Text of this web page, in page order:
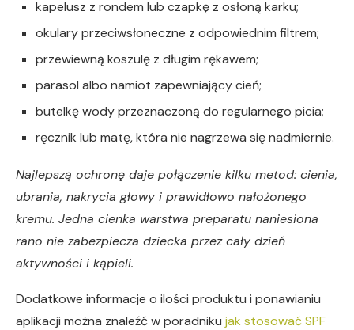
kapelusz z rondem lub czapkę z osłoną karku;
okulary przeciwsłoneczne z odpowiednim filtrem;
przewiewną koszulę z długim rękawem;
parasol albo namiot zapewniający cień;
butelkę wody przeznaczoną do regularnego picia;
ręcznik lub matę, która nie nagrzewa się nadmiernie.
Najlepszą ochronę daje połączenie kilku metod: cienia,
ubrania, nakrycia głowy i prawidłowo nałożonego
kremu. Jedna cienka warstwa preparatu naniesiona
rano nie zabezpiecza dziecka przez cały dzień
aktywności i kąpieli.
Dodatkowe informacje o ilości produktu i ponawianiu
aplikacji można znaleźć w poradniku jak stosować SPF